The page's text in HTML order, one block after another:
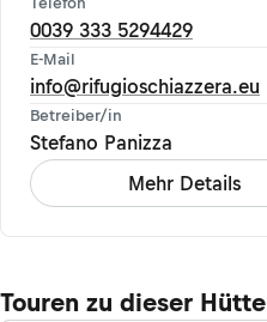
0039 333 5294429
E-Mail
info@rifugioschiazzera.eu
Betreiber/in
Stefano Panizza
Mehr Details
Touren zu dieser Hütte